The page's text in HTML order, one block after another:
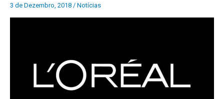
3 de Dezembro, 2018 / Notícias